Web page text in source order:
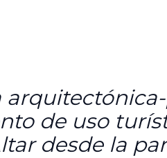
de uso
desde la